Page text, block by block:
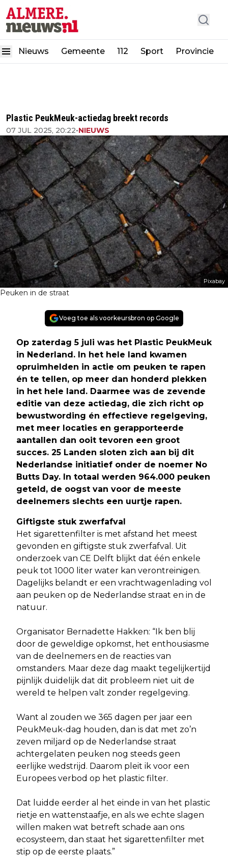
Nieuws Gemeente 112 Sport Provincie
Plastic PeukMeuk-actiedag breekt records
07 JUL 2025, 20:22•NIEUWS
Pixabay
Peuken in de straat
Voeg toe als voorkeursbron op Google
Op zaterdag 5 juli was het Plastic PeukMeuk
in Nederland. In het hele land kwamen
opruimhelden in actie om peuken te rapen
én te tellen, op meer dan honderd plekken
in het hele land. Daarmee was de zevende
editie van deze actiedag, die zich richt op
bewustwording én effectieve regelgeving,
met meer locaties en gerapporteerde
aantallen dan ooit tevoren een groot
succes. 25 Landen sloten zich aan bij dit
Nederlandse initiatief onder de noemer No
Butts Day. In totaal werden 964.000 peuken
geteld, de oogst van voor de meeste
deelnemers slechts een uurtje rapen.
Giftigste stuk zwerfafval
Het sigarettenfilter is met afstand het meest
gevonden en giftigste stuk zwerfafval. Uit
onderzoek van CE Delft blijkt dat één enkele
peuk tot 1000 liter water kan verontreinigen.
Dagelijks belandt er een vrachtwagenlading vol
aan peuken op de Nederlandse straat en in de
natuur.
Organisator Bernadette Hakken: “Ik ben blij
door de geweldige opkomst, het enthousiasme
van de deelnemers en de reacties van
omstanders. Maar deze dag maakt tegelijkertijd
pijnlijk duidelijk dat dit probleem niet uit de
wereld te helpen valt zonder regelgeving.
Want al zouden we 365 dagen per jaar een
PeukMeuk-dag houden, dan is dat met zo’n
zeven miljard op de Nederlandse straat
achtergelaten peuken nog steeds geen
eerlijke wedstrijd. Daarom pleit ik voor een
Europees verbod op het plastic filter.
Dat luidde eerder al het einde in van het plastic
rietje en wattenstaafje, en als we echte slagen
willen maken wat betreft schade aan ons
ecosysteem, dan staat het sigarettenfilter met
stip op de eerste plaats.”